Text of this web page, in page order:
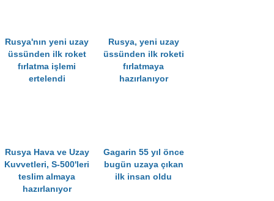
Rusya'nın yeni uzay
üssünden ilk roket
fırlatma işlemi
ertelendi
Rusya, yeni uzay
üssünden ilk roketi
fırlatmaya
hazırlanıyor
Rusya Hava ve Uzay
Kuvvetleri, S-500'leri
teslim almaya
hazırlanıyor
Gagarin 55 yıl önce
bugün uzaya çıkan
ilk insan oldu